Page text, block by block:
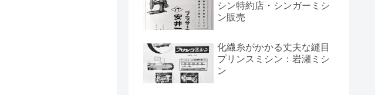
シン特約店・シンガーミシ
ン販売
化繊糸がかかる丈夫な縫目
プリンスミシン：岩瀬ミシ
ン